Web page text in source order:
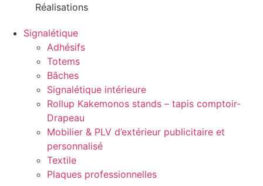
Réalisations
Signalétique
Adhésifs
Totems
Bâches
Signalétique intérieure
Rollup Kakemonos stands – tapis comptoir-
Drapeau
Mobilier & PLV d’extérieur publicitaire et
personnalisé
Textile
Plaques professionnelles